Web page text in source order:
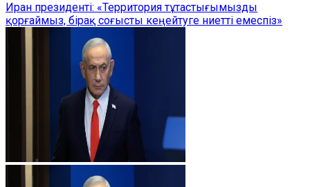
Иран президенті: «Территория тұтастығымызды
қорғаймыз, бірақ соғысты кеңейтуге ниетті емеспіз»